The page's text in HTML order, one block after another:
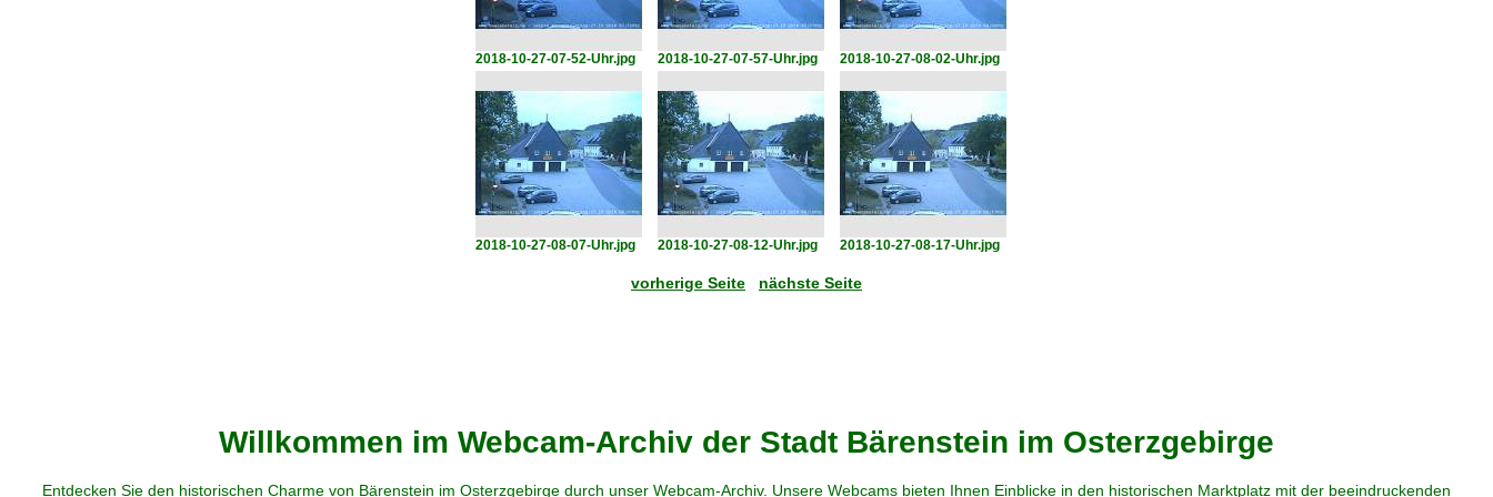
2018-10-27-07-52-Uhr.jpg 2018-10-27-07-57-Uhr.jpg 2018-10-27-08-02-Uhr.jpg
2018-10-27-08-07-Uhr.jpg 2018-10-27-08-12-Uhr.jpg 2018-10-27-08-17-Uhr.jpg
vorherige Seite nächste Seite
Willkommen im Webcam-Archiv der Stadt Bärenstein im Osterzgebirge
Entdecken Sie den historischen Charme von Bärenstein im Osterzgebirge durch unser Webcam-Archiv. Unsere Webcams bieten Ihnen Einblicke in den historischen Marktplatz mit der beeindruckenden